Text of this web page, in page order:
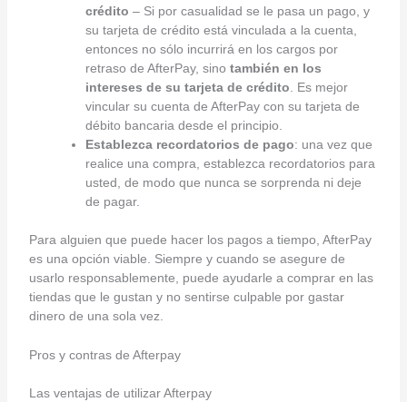
crédito – Si por casualidad se le pasa un pago, y
su tarjeta de crédito está vinculada a la cuenta,
entonces no sólo incurrirá en los cargos por
retraso de AfterPay, sino también en los
intereses de su tarjeta de crédito . Es mejor
vincular su cuenta de AfterPay con su tarjeta de
débito bancaria desde el principio.
Establezca recordatorios de pago: una vez que
realice una compra, establezca recordatorios para
usted, de modo que nunca se sorprenda ni deje
de pagar.
Para alguien que puede hacer los pagos a tiempo, AfterPay
es una opción viable. Siempre y cuando se asegure de
usarlo responsablemente, puede ayudarle a comprar en las
tiendas que le gustan y no sentirse culpable por gastar
dinero de una sola vez.
Pros y contras de Afterpay
Las ventajas de utilizar Afterpay